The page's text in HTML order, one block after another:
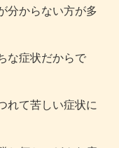
分からない方が多
な症状だからで
れて苦しい症状に